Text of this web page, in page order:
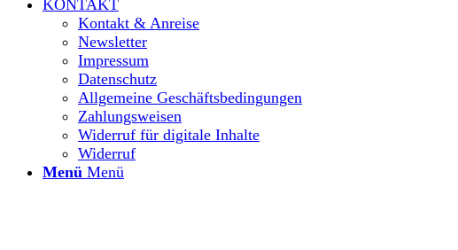
KONTAKT
Kontakt & Anreise
Newsletter
Impressum
Datenschutz
Allgemeine Geschäftsbedingungen
Zahlungsweisen
Widerruf für digitale Inhalte
Widerruf
Menü Menü